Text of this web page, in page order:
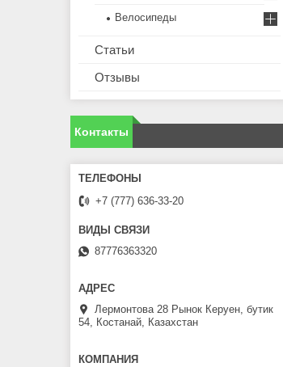
Велосипеды
Статьи
Отзывы
Контакты
+7 (777) 636-33-20
87776363320
Лермонтова 28 Рынок Керуен, бутик
54, Костанай, Казахстан